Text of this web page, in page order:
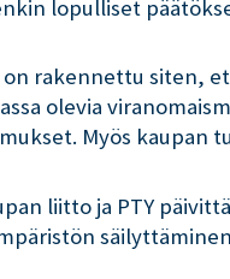
lopulliset
on rakennettu siten,
olevia
Myös kaupan
liitto ja PTY